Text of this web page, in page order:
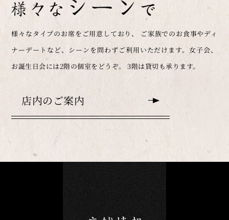
様々なタイプのお席をご用意しており、 ご家族でのお食事やディ
ナーデートなど、シーンを問わずご利用いただけます。女子会、
お誕生日会には2階の個室をどうぞ。 3階は貸切も承ります。
店内のご案内